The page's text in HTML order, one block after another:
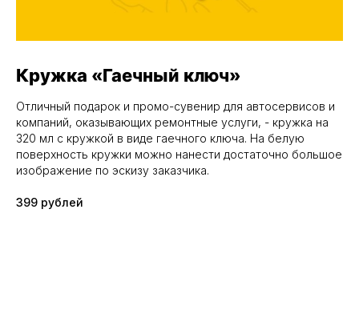
Кружка «Гаечный ключ»
Отличный подарок и промо-сувенир для автосервисов и
компаний, оказывающих ремонтные услуги, - кружка на
320 мл с кружкой в виде гаечного ключа. На белую
поверхность кружки можно нанести достаточно большое
изображение по эскизу заказчика.
399 рублей